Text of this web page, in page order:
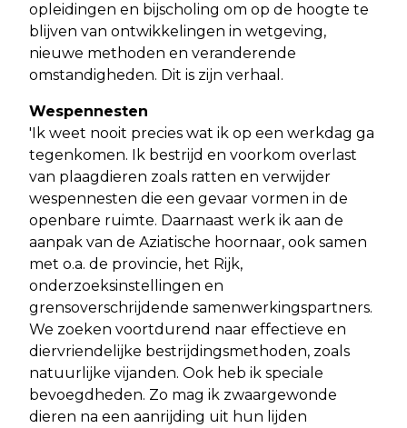
opleidingen en bijscholing om op de hoogte te
blijven van ontwikkelingen in wetgeving,
nieuwe methoden en veranderende
omstandigheden. Dit is zijn verhaal.
Wespennesten
'Ik weet nooit precies wat ik op een werkdag ga
tegenkomen. Ik bestrijd en voorkom overlast
van plaagdieren zoals ratten en verwijder
wespennesten die een gevaar vormen in de
openbare ruimte. Daarnaast werk ik aan de
aanpak van de Aziatische hoornaar, ook samen
met o.a. de provincie, het Rijk,
onderzoeksinstellingen en
grensoverschrijdende samenwerkingspartners.
We zoeken voortdurend naar effectieve en
diervriendelijke bestrijdingsmethoden, zoals
natuurlijke vijanden. Ook heb ik speciale
bevoegdheden. Zo mag ik zwaargewonde
dieren na een aanrijding uit hun lijden